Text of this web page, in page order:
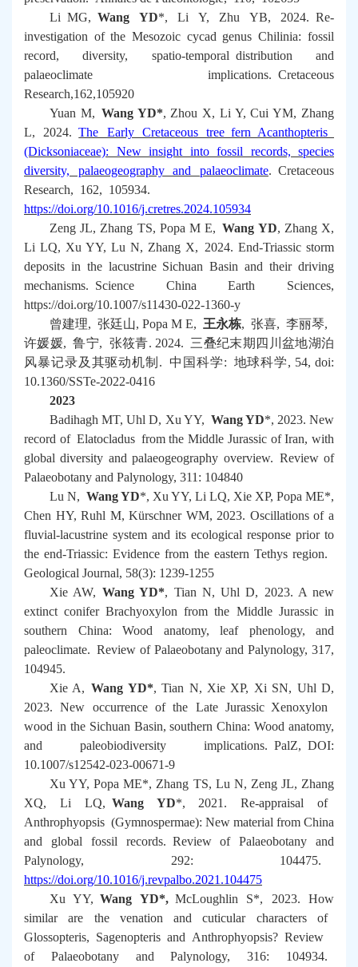
Li MG, Wang YD*, Li Y, Zhu YB, 2024. Re-
investigation of the Mesozoic cycad genusChilinia: fossil
record, diversity, spatio-temporal distribution and
palaeoclimate implications. Cretaceous
Research,162,105920
Yuan M, Wang YD*, Zhou X, Li Y, Cui YM, Zhang
L, 2024.The Early Cretaceous tree fern Acanthopteris
(Dicksoniaceae): New insight into fossil records, species
diversity, palaeogeography and palaeoclimate. Cretaceous
Research, 162, 105934.
https://doi.org/10.1016/j.cretres.2024.105934
Zeng JL, Zhang TS, Popa M E,Wang YD, Zhang X,
Li LQ, Xu YY, Lu N, Zhang X, 2024. End-Triassic storm
deposits in the lacustrine Sichuan Basin and their driving
mechanisms. Science China Earth Sciences,
https://doi.org/10.1007/s11430-022-1360-y
曾建理, 张廷山, Popa M E, 王永栋, 张喜, 李丽琴,
许媛媛,鲁宁, 张筱青. 2024. 三叠纪末期四川盆地湖泊
风暴记录及其驱动机制 . 中国科学: 地球科学, 54, doi:
10.1360/SSTe-2022-0416
2023
Badihagh MT, Uhl D, Xu YY, Wang YD*, 2023. New
record of Elatocladusfrom the Middle Jurassic of Iran, with
global diversity and palaeogeography overview. Review of
Palaeobotany and Palynology, 311: 104840
Lu N, Wang YD*, Xu YY, Li LQ, Xie XP, Popa ME*,
Chen HY, Ruhl M, Kürschner WM, 2023. Oscillations of a
fluvial‐lacustrine system and its ecological response prior to
the end‐Triassic: Evidence from the eastern Tethys region.
Geological Journal, 58(3): 1239-1255
Xie AW,Wang YD*, Tian N, Uhl D, 2023. A new
extinct coniferBrachyoxylon from the Middle Jurassic in
southern China: Wood anatomy, leaf phenology, and
paleoclimate. Review of Palaeobotany and Palynology, 317,
104945.
Xie A,Wang YD*, Tian N, Xie XP, Xi SN, Uhl D,
2023. New occurrence of the Late Jurassic Xenoxylon
wood in the Sichuan Basin, southern China: Wood anatomy,
and paleobiodiversity implications. PalZ, DOI:
10.1007/s12542-023-00671-9
Xu YY, Popa ME*, Zhang TS, Lu N, Zeng JL, Zhang
XQ, Li LQ, Wang YD*, 2021. Re-appraisal of
Anthrophyopsis (Gymnospermae): New material from China
and global fossil records. Review of Palaeobotany and
Palynology, 292: 104475.
https://doi.org/10.1016/j.revpalbo.2021.104475
Xu YY,Wang YD*,McLoughlin S*, 2023. How
similar are the venation and cuticular characters of
Glossopteris, Sagenopteris and Anthrophyopsis? Review
of Palaeobotany and Palynology, 316: 104934.